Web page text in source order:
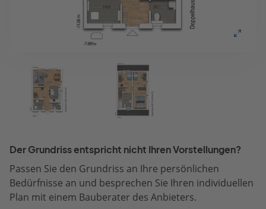
Der Grundriss entspricht nicht Ihren Vorstellungen?
Passen Sie den Grundriss an Ihre persönlichen
Bedürfnisse an und besprechen Sie Ihren individuellen
Plan mit einem Bauberater des Anbieters.